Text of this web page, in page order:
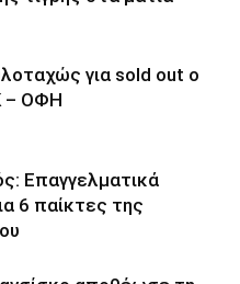
για sold out ο
– ΟΦΗ
Επαγγελματικά
6 παίκτες της